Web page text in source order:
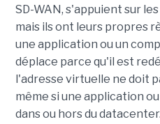
SD-WAN, s'appuient sur
mais ils ont leurs propres
une application ou un
déplace parce qu'il est
l'adresse virtuelle ne doit
même si une application
dans ou hors du